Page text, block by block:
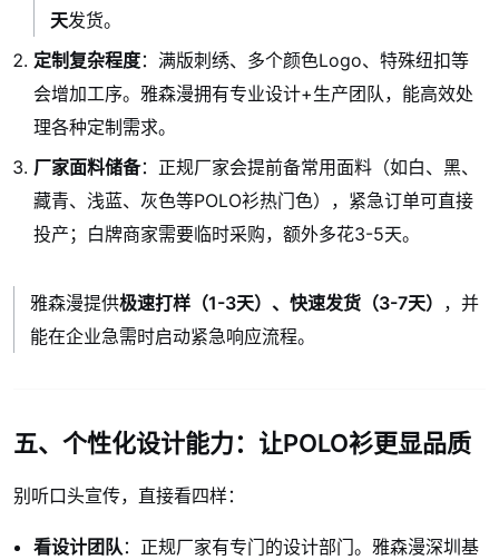
天发货。
定制复杂程度：满版刺绣、多个颜色Logo、特殊纽扣等
会增加工序。雅森漫拥有专业设计+生产团队，能高效处
理各种定制需求。
厂家面料储备：正规厂家会提前备常用面料（如白、黑、
藏青、浅蓝、灰色等POLO衫热门色），紧急订单可直接
投产；白牌商家需要临时采购，额外多花3-5天。
雅森漫提供极速打样（1-3天）、快速发货（3-7天） ，并
能在企业急需时启动紧急响应流程。
五、个性化设计能力：让POLO衫更显品质
别听口头宣传，直接看四样：
看设计团队：正规厂家有专门的设计部门。雅森漫深圳基